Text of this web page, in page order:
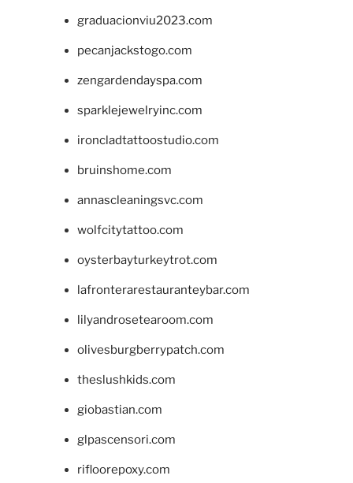
graduacionviu2023.com
pecanjackstogo.com
zengardendayspa.com
sparklejewelryinc.com
ironcladtattoostudio.com
bruinshome.com
annascleaningsvc.com
wolfcitytattoo.com
oysterbayturkeytrot.com
lafronterarestauranteybar.com
lilyandrosetearoom.com
olivesburgberrypatch.com
theslushkids.com
giobastian.com
glpascensori.com
rifloorepoxy.com